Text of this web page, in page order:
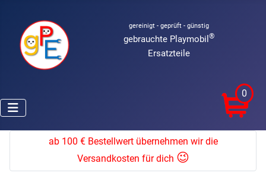
gereinigt - geprüft - günstig
gebrauchte Playmobil®
Ersatzteile
0
ab 100 € Bestellwert übernehmen wir die
Versandkosten für dich 😉